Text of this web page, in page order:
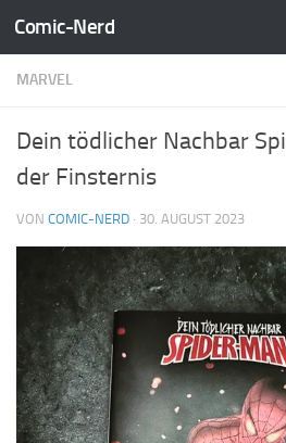
Zum Inhalt springen
Comic-Nerd
MARVEL
Dein tödlicher Nachbar
der Finsternis
VON COMIC-NERD · 30. AUGUST 2023